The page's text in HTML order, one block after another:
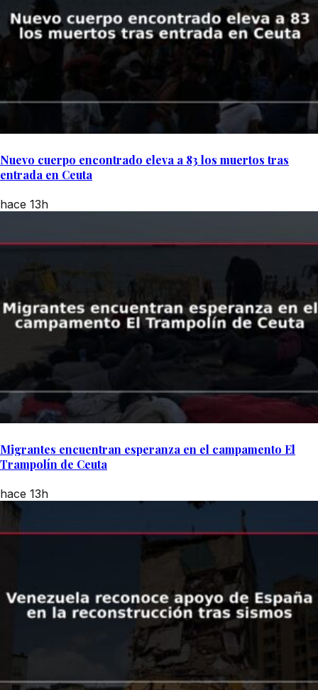
Nuevo cuerpo encontrado eleva a 83 los muertos tras
entrada en Ceuta
hace 13h
Migrantes encuentran esperanza en el campamento El
Trampolín de Ceuta
hace 13h